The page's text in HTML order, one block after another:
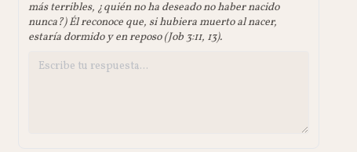
más terribles, ¿quién no ha deseado no haber nacido
nunca?) Él reconoce que, si hubiera muerto al nacer,
estaría dormido y en reposo (Job 3:11, 13).